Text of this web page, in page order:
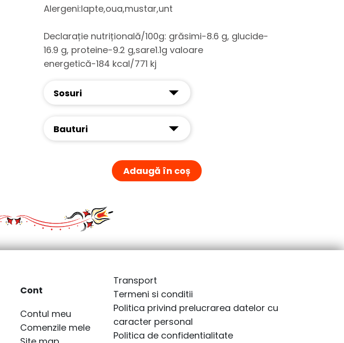
Alergeni:lapte,oua,mustar,unt
Declarație nutrițională/100g: grăsimi-8.6 g, glucide-
16.9 g, proteine-9.2 g,sare1.1g valoare
energetică-184 kcal/771 kj
Sosuri
Bauturi
Adaugă în coș
Cont
Contul meu
Comenzile mele
Transport
Termeni si conditii
Politica privind prelucrarea datelor cu
caracter personal
Politica de confidentialitate